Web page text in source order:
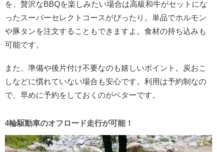
を、贅沢なBBQを楽しみたい場合は高級和牛がセットにな
ったスーパーセレクトコースがぴったり。単品でホルモン
や豚タンを注文することもできますよ。食材の持ち込みも
可能です。
また、準備や後片付け不要なのも嬉しいポイント。炭おこ
しなどに慣れていない場合も安心です。利用は予約制なの
で、早めに予約をしておくのがベターです。
4輪駆動車のオフロード走行が可能！